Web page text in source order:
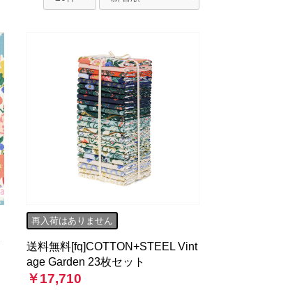
再入荷はありません
送料無料[fq]COTTON+STEEL Vint
age Garden 23枚セット
￥17,710